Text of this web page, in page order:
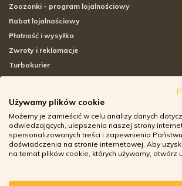
Zoozonki - program lojalnościowy
Rabat lojalnościowy
Płatność i wysyłka
Zwroty i reklamacje
Turbokurier
Adresy sklepów stacjonarnych
Godziny otwarcia sklepów
Aplikacja zoozone.pl
Zwroty i reklamacje
Używamy plików cookie
Możemy je zamieścić w celu analizy danych
odwiedzających, ulepszenia naszej strony
spersonalizowanych treści i zapewnienia
doświadczenia na stronie internetowej. Aby
na temat plików cookie, których używamy, otwórz